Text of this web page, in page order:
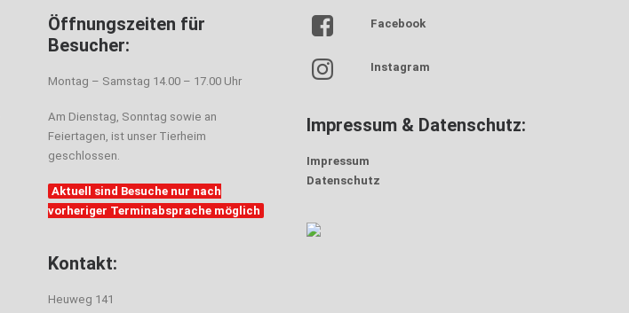
Öffnungszeiten für
Besucher:
Montag – Samstag 14.00 – 17.00 Uhr
Am Dienstag, Sonntag sowie an
Feiertagen, ist unser Tierheim
geschlossen.
Aktuell sind Besuche nur nach
vorheriger Terminabsprache möglich
Kontakt:
Heuweg 141
Facebook
Instagram
Impressum & Datenschutz:
Impressum
Datenschutz